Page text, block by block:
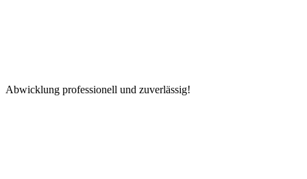
Abwicklung professionell und zuverlässig!